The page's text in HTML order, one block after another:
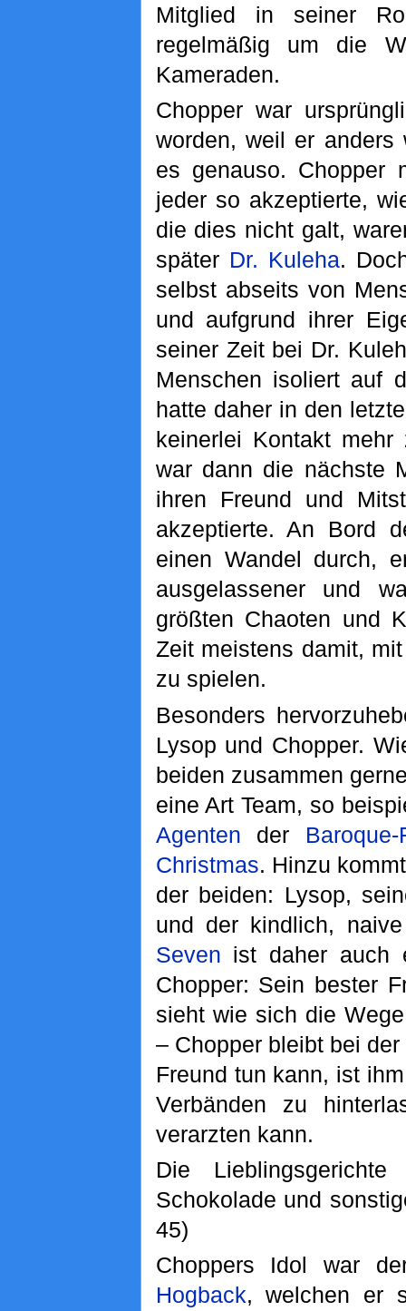
Mitglied in seiner
regelmäßig um die
Kameraden.
Chopper war
worden, weil er
es genauso. Chopper
jeder so akzeptierte,
die dies nicht galt,
später Dr. Kuleha.
selbst abseits von
und aufgrund ihrer
seiner Zeit bei Dr.
Menschen isoliert auf
hatte daher in den
keinerlei Kontakt mehr
war dann die nächste
ihren Freund und
akzeptierte. An Bord
einen Wandel durch,
ausgelassener und
größten Chaoten und
Zeit meistens damit,
zu spielen.
Besonders
Lysop und Chopper.
beiden zusammen
eine Art Team, so
Agenten der Baroque-
Christmas. Hinzu
der beiden: Lysop,
und der kindlich,
Seven ist daher auch
Chopper: Sein bester
sieht wie sich die
– Chopper bleibt bei
Freund tun kann, ist
Verbänden zu
verarzten kann.
Die
Schokolade und
45)
Choppers Idol war
Hogback, welchen er